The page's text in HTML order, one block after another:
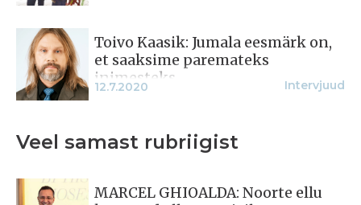
Toivo Kaasik: Jumala eesmärk on,
et saaksime paremateks
inimesteks
12.7.2020 Intervjuud
Veel samast rubriigist
MARCEL GHIOALDA: Noorte ellu